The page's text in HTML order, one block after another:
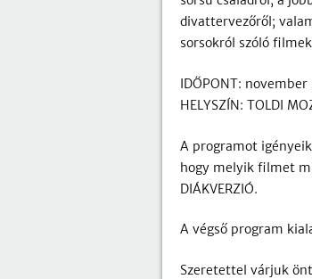
divattervezőről;
sorsokról szóló
IDŐPONT:
HELYSZÍN: TOLDI
A programot
hogy melyik filmet
DIÁKVERZIÓ.
A végső program
Szeretettel várjuk